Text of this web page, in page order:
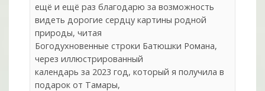
ещё и ещё раз благодарю за возможность
видеть дорогие сердцу картины родной
природы, читая
Богодухновенные строки Батюшки Романа,
через иллюстрированный
календарь за 2023 год, который я получила в
подарок от Тамары,